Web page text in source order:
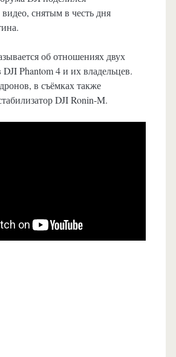
снятым в честь дня
об отношениях двух
DJI Phantom 4 и их владельцев.
в съёмках также
DJI Ronin-M.